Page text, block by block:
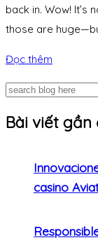
back in. Wow!
those are
Đọc thêm
Bài viết gần
casino